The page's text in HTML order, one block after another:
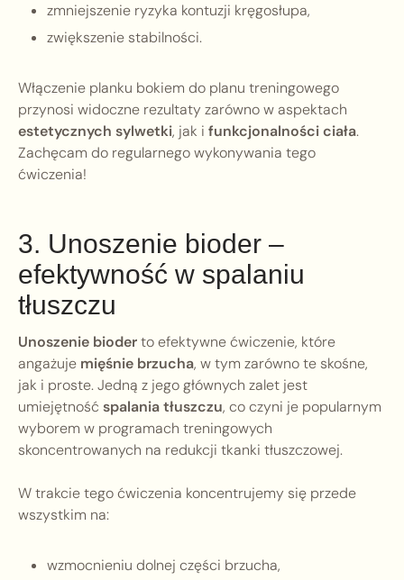
zmniejszenie ryzyka kontuzji kręgosłupa,
zwiększenie stabilności.
Włączenie planku bokiem do planu treningowego
przynosi widoczne rezultaty zarówno w aspektach
estetycznych sylwetki, jak i funkcjonalności ciała.
Zachęcam do regularnego wykonywania tego
ćwiczenia!
3. Unoszenie bioder –
efektywność w spalaniu
tłuszczu
Unoszenie bioderto efektywne ćwiczenie, które
angażuje mięśnie brzucha, w tym zarówno te skośne,
jak i proste. Jedną z jego głównych zalet jest
umiejętność spalania tłuszczu, co czyni je popularnym
wyborem w programach treningowych
skoncentrowanych na redukcji tkanki tłuszczowej.
W trakcie tego ćwiczenia koncentrujemy się przede
wszystkim na:
wzmocnieniu dolnej części brzucha,